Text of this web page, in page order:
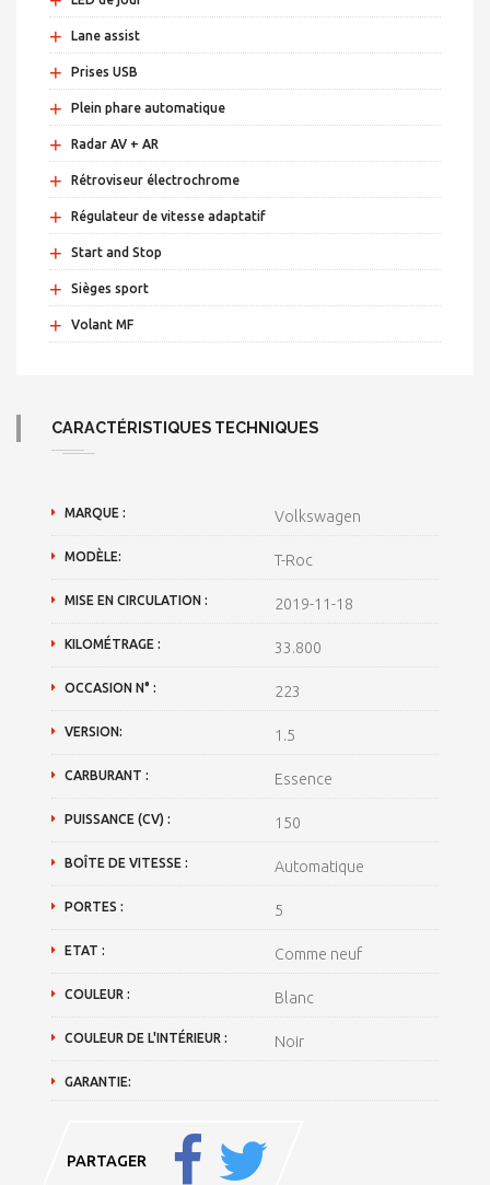
+ Lane assist
+ Prises USB
+ Plein phare automatique
+ Radar AV + AR
+ Rétroviseur électrochrome
+ Régulateur de vitesse adaptatif
+ Start and Stop
+ Sièges sport
+ Volant MF
CARACTÉRISTIQUES TECHNIQUES
MARQUE : Volkswagen
MODÈLE: T-Roc
MISE EN CIRCULATION : 2019-11-18
KILOMÉTRAGE : 33.800
OCCASION N° : 223
VERSION: 1.5
CARBURANT : Essence
PUISSANCE (CV) : 150
BOÎTE DE VITESSE : Automatique
PORTES : 5
ETAT : Comme neuf
COULEUR : Blanc
COULEUR DE L'INTÉRIEUR : Noir
GARANTIE:
PARTAGER